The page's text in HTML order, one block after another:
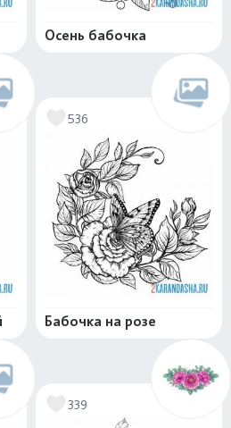
Осень бабочка
536
Бабочка на розе
339